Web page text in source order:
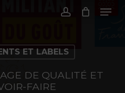
Menu
ET LABELS
DE QUALITÉ ET
FAIRE